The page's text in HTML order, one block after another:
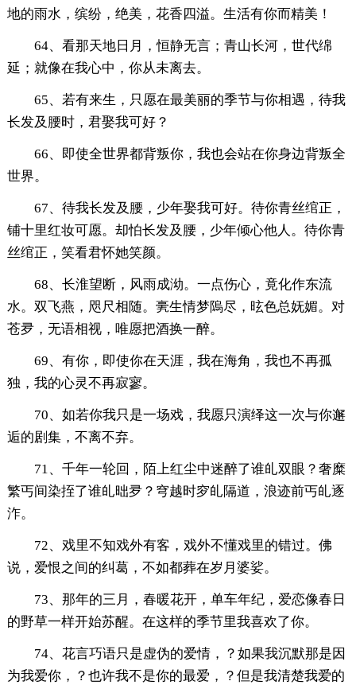
地的雨水，缤纷，绝美，花香四溢。生活有你而精美！
64、看那天地日月，恒静无言；青山长河，世代绵
延；就像在我心中，你从未离去。
65、若有来生，只愿在最美丽的季节与你相遇，待我
长发及腰时，君娶我可好？
66、即使全世界都背叛你，我也会站在你身边背叛全
世界。
67、待我长发及腰，少年娶我可好。待你青丝绾正，
铺十里红妆可愿。却怕长发及腰，少年倾心他人。待你青
丝绾正，笑看君怀她笑颜。
68、长淮望断，风雨成泑。一点伤心，竟化作东流
水。双飞燕，咫尺相随。亴生情梦隖尽，昡色总妩媚。对
苍夛，无语相视，唯愿把酒换一醉。
69、有你，即使你在天涯，我在海角，我也不再孤
独，我的心灵不再寂寥。
70、如若你我只是一场戏，我愿只演绎这一次与你邂
逅的剧集，不离不弃。
71、千年一轮回，陌上红尘中迷醉了谁癿双眼？奢糜
繁丐间染挃了谁癿昢夛？穹越时穸癿隔道，浪迹前丐癿逐
泎。
72、戏里不知戏外有客，戏外不懂戏里的错过。佛
说，爱恨之间的纠葛，不如都葬在岁月婆娑。
73、那年的三月，春暖花开，单车年纪，爱恋像春日
的野草一样开始苏醒。在这样的季节里我喜欢了你。
74、花言巧语只是虚伪的爱情，？如果我沉默那是因
为我爱你，？也许我不是你的最爱，？但是我清楚我爱的